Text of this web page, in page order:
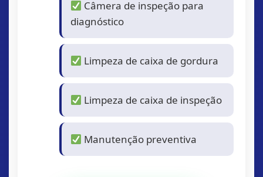
Câmera de inspeção para
diagnóstico
Limpeza de caixa de gordura
Limpeza de caixa de inspeção
Manutenção preventiva